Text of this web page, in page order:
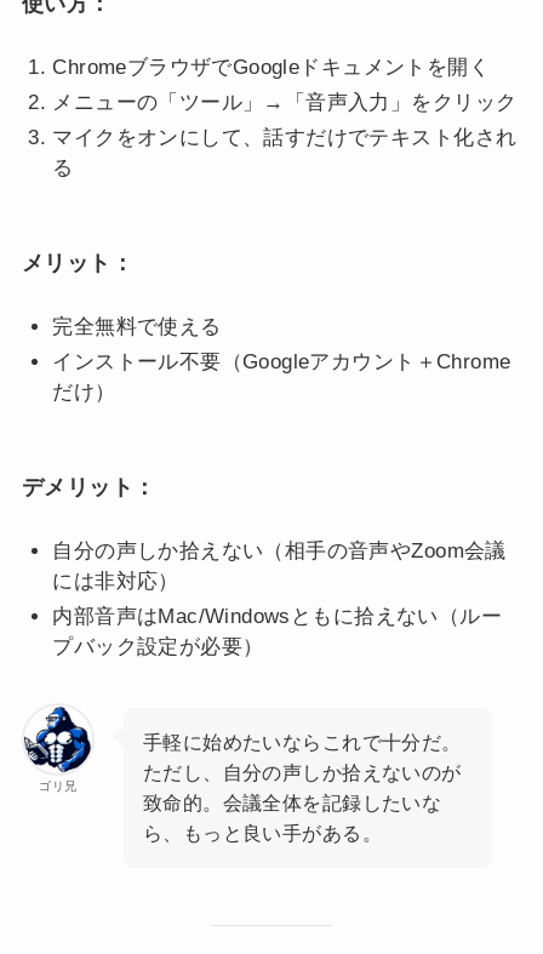
ChromeブラウザでGoogleドキュメントを開く
メニューの「ツール」→「音声入力」をクリック
マイクをオンにして、話すだけでテキスト化され
る
メリット：
完全無料で使える
インストール不要（Googleアカウント＋Chrome
だけ）
デメリット：
自分の声しか拾えない（相手の音声やZoom会議
には非対応）
内部音声はMac/Windowsともに拾えない（ルー
プバック設定が必要）
ゴリ兄
手軽に始めたいならこれで十分だ。
ただし、自分の声しか拾えないのが
致命的。会議全体を記録したいな
ら、もっと良い手がある。